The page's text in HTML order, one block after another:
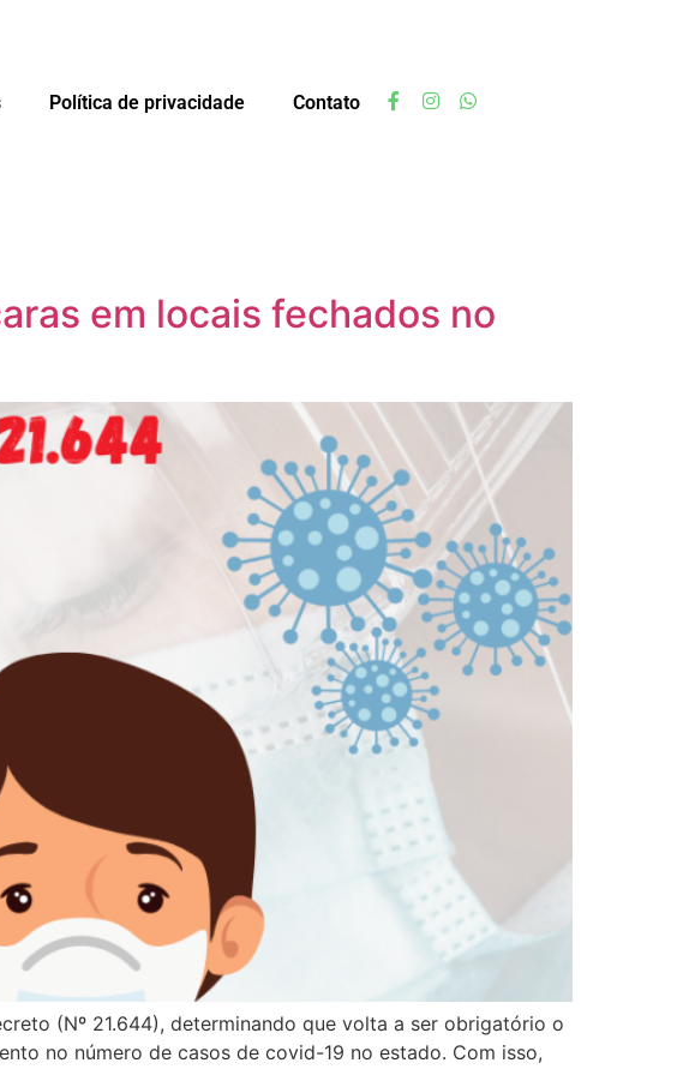
Política de privacidade Contato
em locais fechados no
(Nº 21.644), determinando que volta a ser obrigatório o
no número de casos de covid-19 no estado. Com isso,